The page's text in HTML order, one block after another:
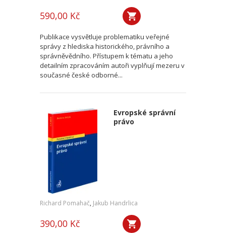
590,00 Kč
Publikace vysvětluje problematiku veřejné
správy z hlediska historického, právního a
správněvědního. Přístupem k tématu a jeho
detailním zpracováním autoři vyplňují mezeru v
současné české odborné...
Evropské správní
právo
Richard Pomahač, Jakub Handrlica
390,00 Kč